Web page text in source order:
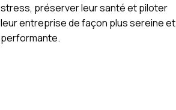
stress, préserver leur santé et piloter
leur entreprise de façon plus sereine et
performante.